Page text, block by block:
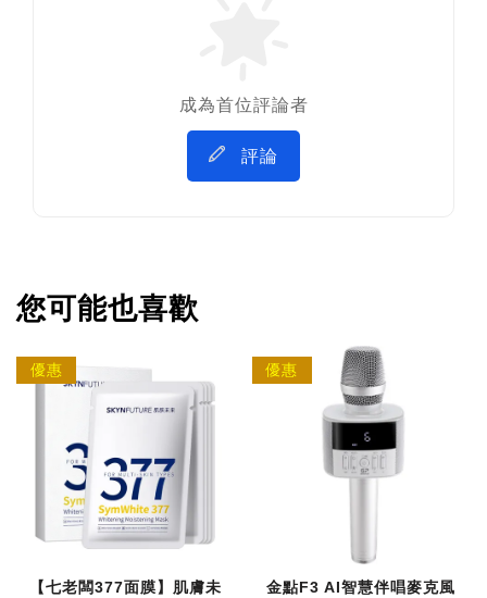
成為首位評論者
評論
您可能也喜歡
優惠
【七老闆377面膜】肌膚未
優惠
金點F3 AI智慧伴唱麥克風